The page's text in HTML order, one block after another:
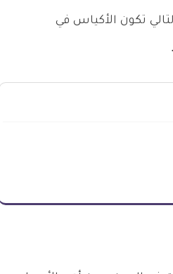
تكون الأكياس في